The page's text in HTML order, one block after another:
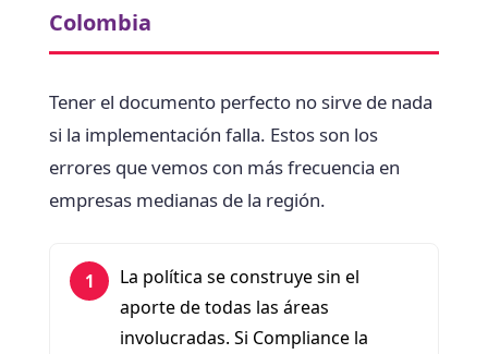
Colombia
Tener el documento perfecto no sirve de nada
si la implementación falla. Estos son los
errores que vemos con más frecuencia en
empresas medianas de la región.
1
La política se construye sin el
aporte de todas las áreas
involucradas. Si Compliance la